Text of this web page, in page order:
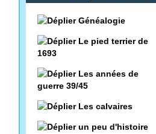
Généalogie
Le pied terrier de
1693
Les années de
guerre 39/45
Les calvaires
un peu d'histoire